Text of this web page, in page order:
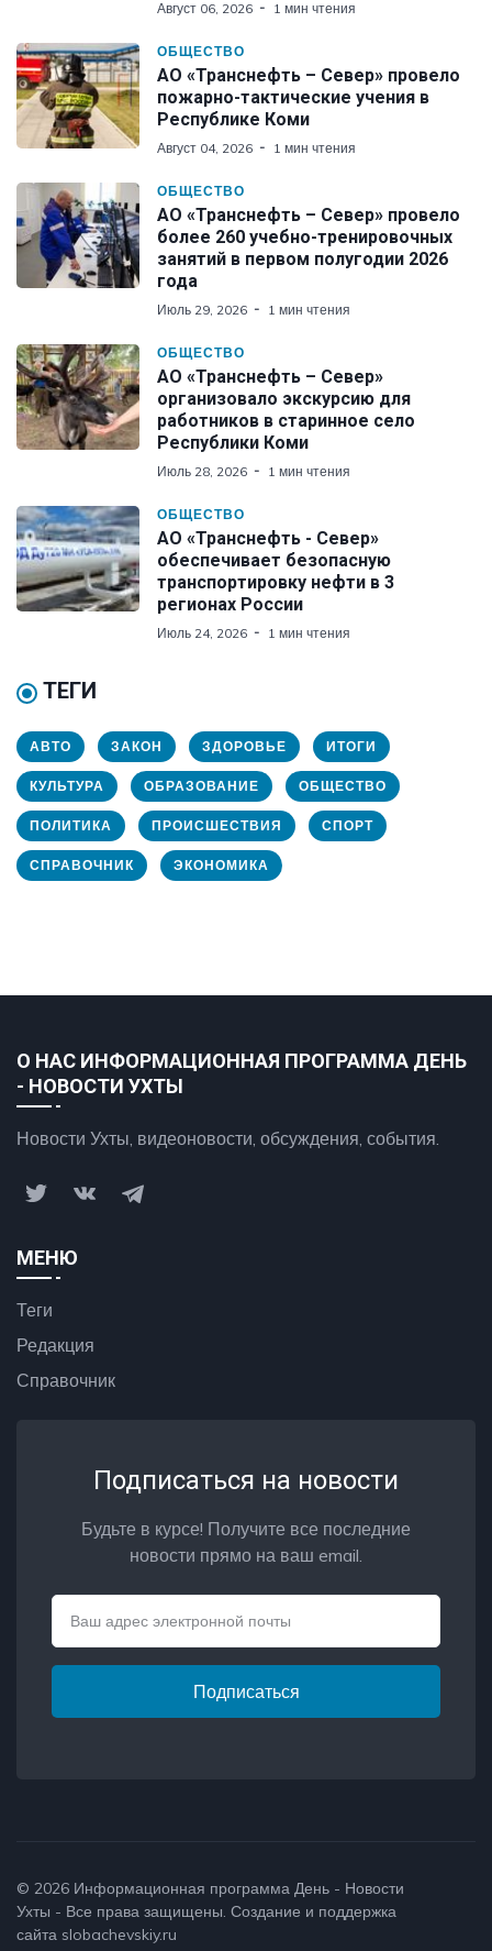
Август 06, 2026 1 мин чтения
ОБЩЕСТВО
АО «Транснефть – Север» провело
пожарно-тактические учения в
Республике Коми
Август 04, 2026 1 мин чтения
ОБЩЕСТВО
АО «Транснефть – Север» провело
более 260 учебно-тренировочных
занятий в первом полугодии 2026
года
Июль 29, 2026 1 мин чтения
ОБЩЕСТВО
АО «Транснефть – Север»
организовало экскурсию для
работников в старинное село
Республики Коми
Июль 28, 2026 1 мин чтения
ОБЩЕСТВО
АО «Транснефть - Север»
обеспечивает безопасную
транспортировку нефти в 3
регионах России
Июль 24, 2026 1 мин чтения
ТЕГИ
АВТО ЗАКОН ЗДОРОВЬЕ ИТОГИ
КУЛЬТУРА ОБРАЗОВАНИЕ ОБЩЕСТВО
ПОЛИТИКА ПРОИСШЕСТВИЯ СПОРТ
СПРАВОЧНИК ЭКОНОМИКА
О НАС ИНФОРМАЦИОННАЯ ПРОГРАММА ДЕНЬ
- НОВОСТИ УХТЫ
Новости Ухты, видеоновости, обсуждения, события.
МЕНЮ
Теги
Редакция
Справочник
Подписаться на новости
Будьте в курсе! Получите все последние
новости прямо на ваш email.
Подписаться
© 2026 Информационная программа День - Новости
Ухты - Все права защищены. Создание и поддержка
сайта slobachevskiy.ru